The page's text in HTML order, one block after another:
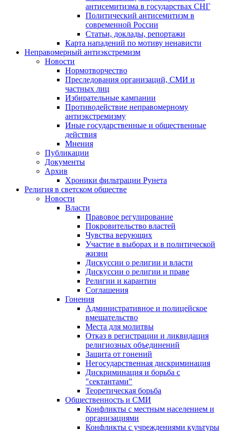
антисемитизма в государствах СНГ
Политический антисемитизм в
современной России
Статьи, доклады, репортажи
Карта нападений по мотиву ненависти
Неправомерный антиэкстремизм
Новости
Нормотворчество
Преследования организаций, СМИ и
частных лиц
Избирательные кампании
Противодействие неправомерному
антиэкстремизму
Иные государственные и общественные
действия
Мнения
Публикации
Документы
Архив
Хроники фильтрации Рунета
Религия в светском обществе
Новости
Власти
Правовое регулирование
Покровительство властей
Чувства верующих
Участие в выборах и в политической
жизни
Дискуссии о религии и власти
Дискуссии о религии и праве
Религии и карантин
Соглашения
Гонения
Административное и полицейское
вмешательство
Места для молитвы
Отказ в регистрации и ликвидация
религиозных объединений
Защита от гонений
Негосударственная дискриминация
Дискриминация и борьба с
"сектантами"
Теоретическая борьба
Общественность и СМИ
Конфликты с местным населением и
организациями
Конфликты с учреждениями культуры